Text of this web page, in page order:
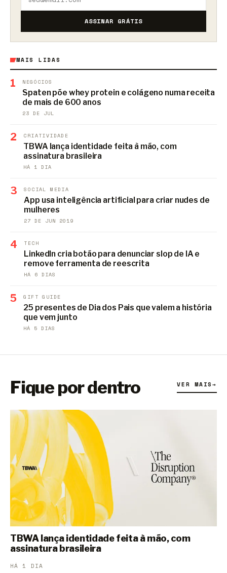
ASSINAR GRÁTIS
MAIS LIDAS
1 NEGÓCIOS
Spaten põe whey protein e colágeno numa receita
de mais de 600 anos
23 DE JUL
2 CRIATIVIDADE
TBWA lança identidade feita à mão, com
assinatura brasileira
HÁ 1 DIA
3 SOCIAL MEDIA
App usa inteligência artificial para criar nudes de
mulheres
27 DE JUN 2019
4 TECH
LinkedIn cria botão para denunciar slop de IA e
remove ferramenta de reescrita
HÁ 6 DIAS
5 GIFT GUIDE
25 presentes de Dia dos Pais que valem a história
que vem junto
HÁ 5 DIAS
Fique por dentro VER MAIS→
TBWA lança identidade feita à mão, com
assinatura brasileira
HÁ 1 DIA